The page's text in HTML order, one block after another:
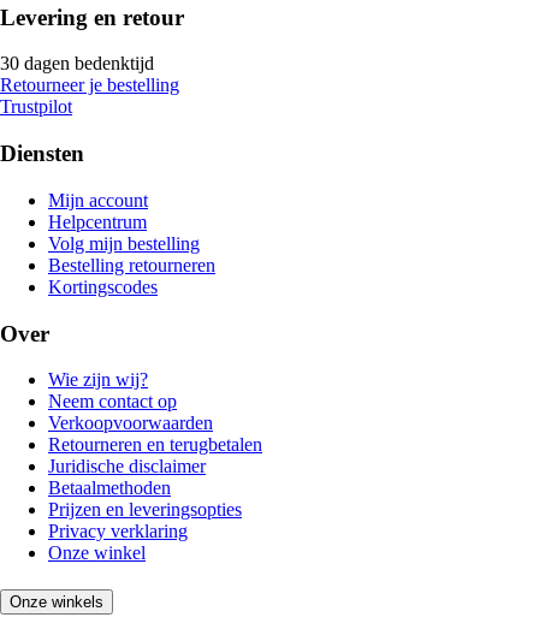
Levering en retour
30 dagen bedenktijd
Retourneer je bestelling
Trustpilot
Diensten
Mijn account
Helpcentrum
Volg mijn bestelling
Bestelling retourneren
Kortingscodes
Over
Wie zijn wij?
Neem contact op
Verkoopvoorwaarden
Retourneren en terugbetalen
Juridische disclaimer
Betaalmethoden
Prijzen en leveringsopties
Privacy verklaring
Onze winkel
Onze winkels